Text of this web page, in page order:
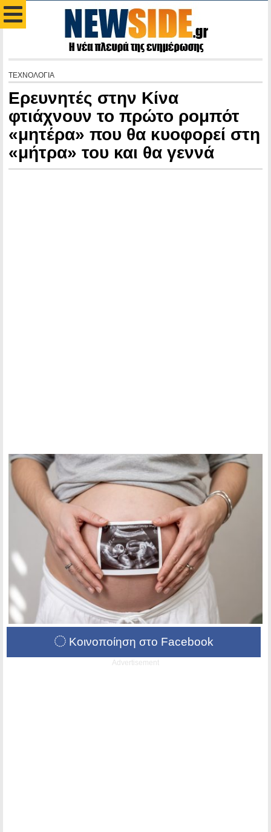
ΤΕΧΝΟΛΟΓΙΑ
Ερευνητές στην Κίνα
φτιάχνουν το πρώτο ρομπότ
«μητέρα» που θα κυοφορεί στη
«μήτρα» του και θα γεννά
Κοινοποίηση στο Facebook
Advertisement